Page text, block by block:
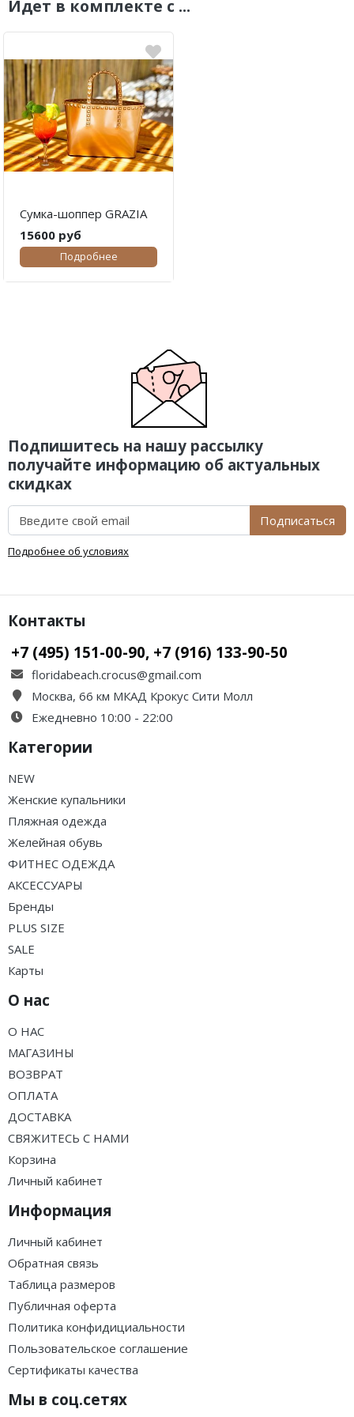
Идет в комплекте с ...
Сумка-шоппер GRAZIA
15600 руб
Подробнее
Подпишитесь на нашу рассылку
получайте информацию об актуальных
скидках
Подписаться
Подробнее об условиях
Контакты
+7 (495) 151-00-90, +7 (916) 133-90-50
floridabeach.crocus@gmail.com
Москва, 66 км МКАД Крокус Сити Молл
Ежедневно 10:00 - 22:00
Категории
NEW
Женские купальники
Пляжная одежда
Желейная обувь
ФИТНЕС ОДЕЖДА
АКСЕССУАРЫ
Бренды
PLUS SIZE
SALE
Карты
О нас
О НАС
МАГАЗИНЫ
ВОЗВРАТ
ОПЛАТА
ДОСТАВКА
СВЯЖИТЕСЬ С НАМИ
Корзина
Личный кабинет
Информация
Личный кабинет
Обратная связь
Таблица размеров
Публичная оферта
Политика конфидициальности
Пользовательское соглашение
Сертификаты качества
Мы в соц.сетях